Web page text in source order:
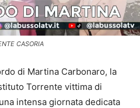
CASORIA
di Martina Carbonaro, la
Torrente vittima di
intensa giornata dedicata